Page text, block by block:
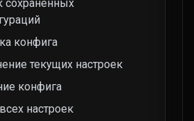
сохранённых
конфига
текущих настроек
конфига
настроек